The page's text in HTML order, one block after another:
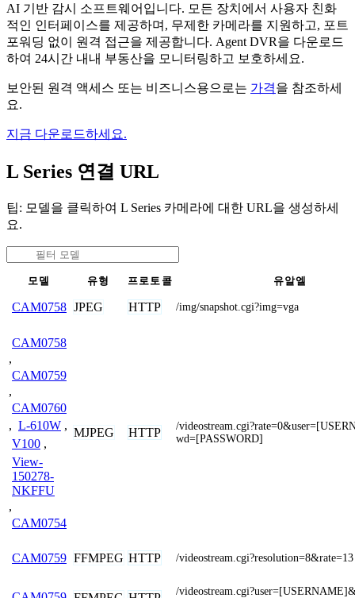
AI 기반 감시 소프트웨어입니다. 모든 장치에서 사용자 친화
적인 인터페이스를 제공하며, 무제한 카메라를 지원하고, 포트
포워딩 없이 원격 접근을 제공합니다. Agent DVR을 다운로드
하여 24시간 내내 부동산을 모니터링하고 보호하세요.
보안된 원격 액세스 또는 비즈니스용으로는 가격을 참조하세
요.
지금 다운로드하세요.
L Series 연결 URL
팁: 모델을 클릭하여 L Series 카메라에 대한 URL을 생성하세
요.
모델 유형 프로토콜 유알엘
CAM0758 JPEG HTTP /img/snapshot.cgi?img=vga
CAM0758
,
CAM0759
,
CAM0760
, L-610W ,
V100 ,
View-
150278-
NKFFU
,
CAM0754
MJPEG HTTP
/
wd=[PASSWORD]
CAM0759 FFMPEG HTTP /videostream.cgi?resolution=8&rate=13
/